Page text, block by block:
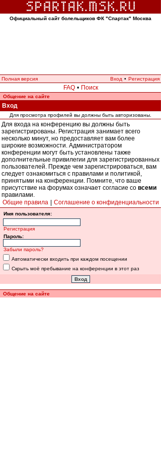
Официальный сайт болельщиков ФК "Спартак" Москва
Полная версия Вход • Регистрация
FAQ • Поиск
Общение на сайте
Вход
Для просмотра профилей вы должны быть авторизованы.
Для входа на конференцию вы должны быть
зарегистрированы. Регистрация занимает всего
несколько минут, но предоставляет вам более
широкие возможности. Администратором
конференции могут быть установлены также
дополнительные привилегии для зарегистрированных
пользователей. Прежде чем зарегистрироваться, вам
следует ознакомиться с правилами и политикой,
принятыми на конференции. Помните, что ваше
присутствие на форумах означает согласие со всеми
правилами.
Общие правила
Соглашение о конфиденциальности
Имя пользователя:
Регистрация
Пароль:
Забыли пароль?
Автоматически входить при каждом посещении
Скрыть моё пребывание на конференции в этот раз
Общение на сайте